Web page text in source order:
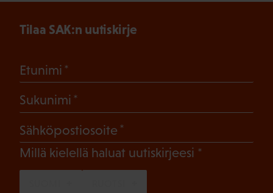
Tilaa SAK:n uutiskirje
Etunimi
Sukunimi
Sähköpostiosoite
Millä kielellä haluat uutiskirjeesi (Pakollinen)